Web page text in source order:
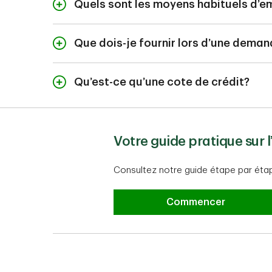
Quels sont les moyens habituels
On choisit souvent
offrons un éventail
Que dois-je fournir lors d’une
Une preuve de
votre rendez-vous.
Au moment de
copie de votre
Qu’est-ce qu’une cote de crédit?
antécédents
Votre guide pratique sur
Consultez notre guide étape par
Votre guide pratique
Commencer